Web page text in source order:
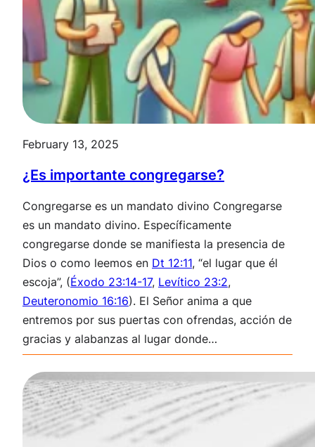
February 13, 2025
¿Es importante congregarse?
Congregarse es un mandato divino Congregarse
es un mandato divino. Específicamente
congregarse donde se manifiesta la presencia de
Dios o como leemos en Dt 12:11, “el lugar que él
escoja”, (Éxodo 23:14-17, Levítico 23:2,
Deuteronomio 16:16). El Señor anima a que
entremos por sus puertas con ofrendas, acción de
gracias y alabanzas al lugar donde…